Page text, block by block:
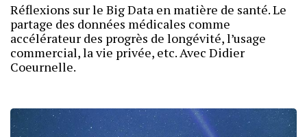
Réflexions sur le Big Data en matière de santé. Le
partage des données médicales comme
accélérateur des progrès de longévité, l’usage
commercial, la vie privée, etc. Avec Didier
Coeurnelle.